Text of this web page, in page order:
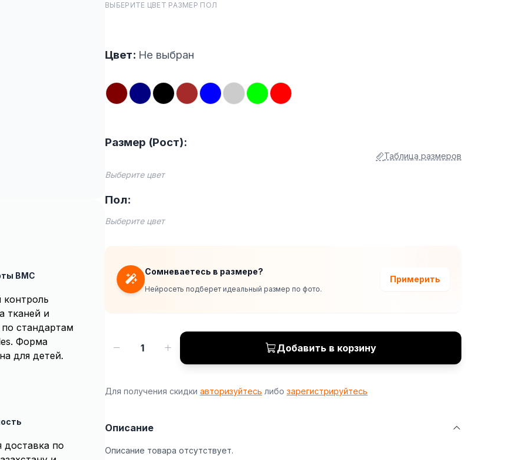
BMC
контроль
тканей и
стандартам
Форма
для детей.
доставка по
ВЫБЕРИТЕ ЦВЕТ РАЗМЕР ПОЛ
Цвет: Не выбран
Размер (Рост):
Таблица размеров
Выберите цвет
Пол:
Выберите цвет
Сомневаетесь в размере?
Нейросеть подберет идеальный размер по фото.
Примерить
1 Добавить в корзину
Для получения скидки авторизуйтесь либо зарегистрируйтесь
Описание
Описание товара отсутствует.